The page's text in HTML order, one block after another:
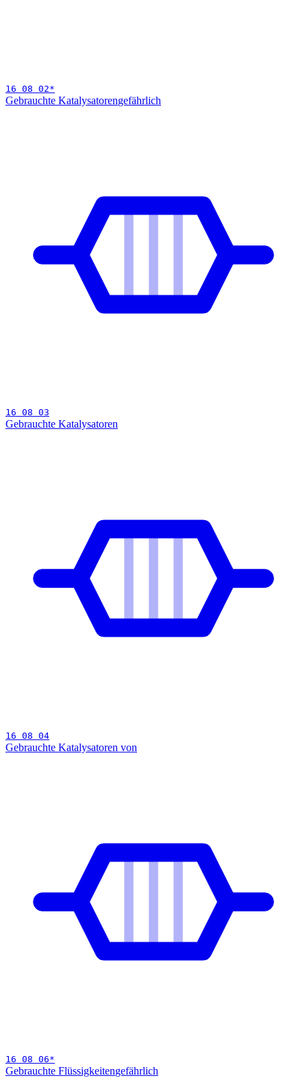
16 08 02*
Gebrauchte Katalysatorengefährlich
16 08 03
Gebrauchte Katalysatoren
16 08 04
Gebrauchte Katalysatoren von
16 08 06*
Gebrauchte Flüssigkeitengefährlich